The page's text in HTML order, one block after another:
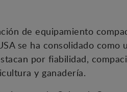
de equipamiento
se ha consolidado como
por fiabilidad,
y ganadería.